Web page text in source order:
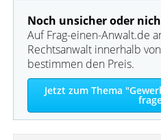
Noch unsicher oder
Auf Frag-einen-Anwalt.de
Rechtsanwalt innerhalb
bestimmen den Preis.
Jetzt zum Thema